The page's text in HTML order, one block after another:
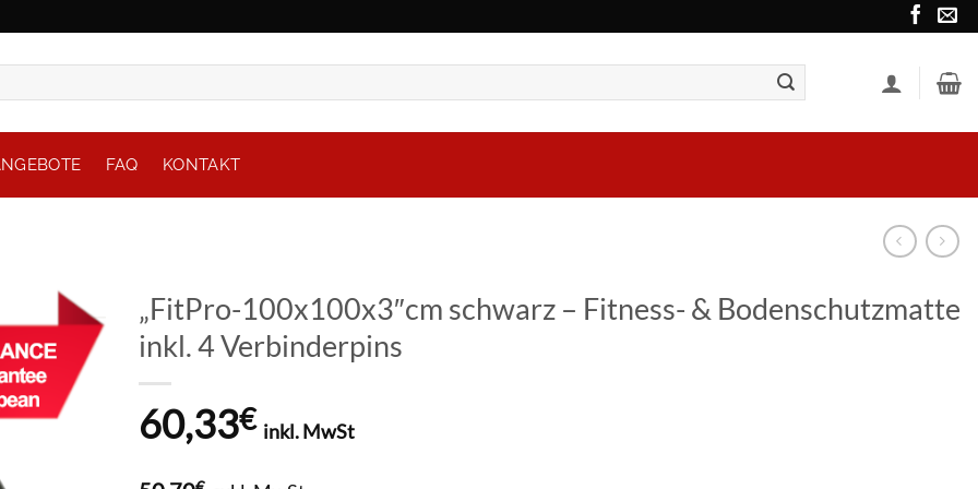
FAQ KONTAKT
„FitPro-100x100x3″cm schwarz – Fitness- & Bodenschutzmatte
inkl. 4 Verbinderpins
60,33€inkl. MwSt